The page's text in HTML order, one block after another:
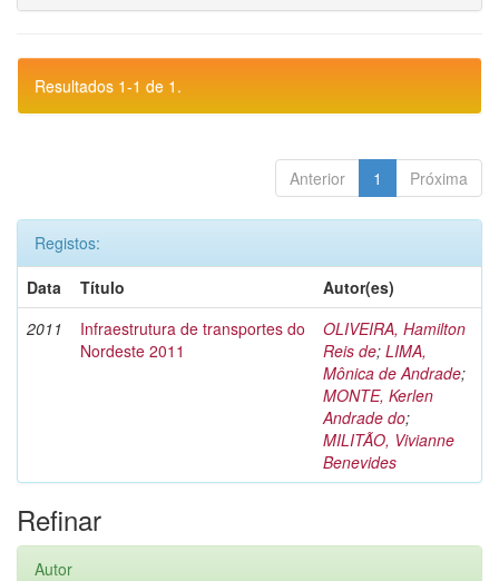
Resultados 1-1 de 1.
Anterior 1 Próxima
Registos:
Data
Título
Autor(es)
2011
Infraestrutura de transportes do
Nordeste 2011
OLIVEIRA, Hamilton
Reis de; LIMA,
Mônica de Andrade;
MONTE, Kerlen
Andrade do;
MILITÃO, Vivianne
Benevides
Refinar
Autor